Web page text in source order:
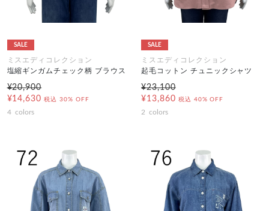
SALE
ミスエディコレクション
塩縮ギンガムチェック柄 ブラウス
¥20,900
¥14,630 税込 30% OFF
4 colors
SALE
ミスエディコレクション
起毛コットン チュニックシャツ
¥23,100
¥13,860 税込 40% OFF
2 colors